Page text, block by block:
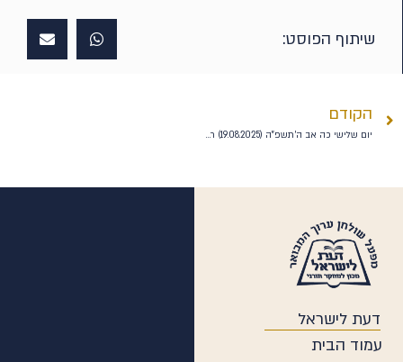
שיתוף הפוסט:
הקודם
יום שלישי כה אב ה'תשפ"ה (19.08.2025) ראה – 873
דעת לישראל
עמוד הבית